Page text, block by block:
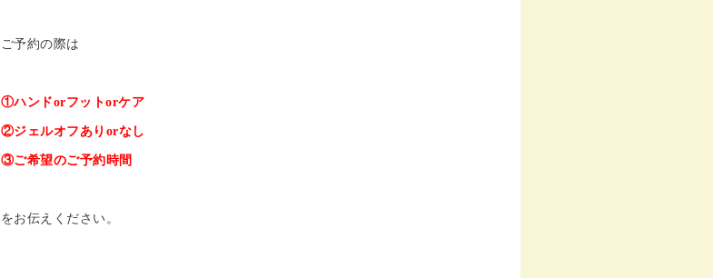
ご予約の際は
①ハンドorフットorケア
②ジェルオフありorなし
③ご希望のご予約時間
をお伝えください。